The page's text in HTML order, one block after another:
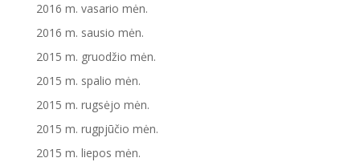
2016 m. vasario mėn.
2016 m. sausio mėn.
2015 m. gruodžio mėn.
2015 m. spalio mėn.
2015 m. rugsėjo mėn.
2015 m. rugpjūčio mėn.
2015 m. liepos mėn.